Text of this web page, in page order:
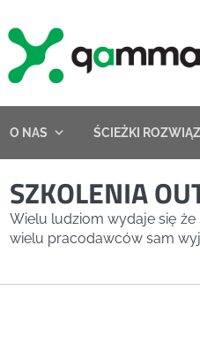
O NAS ŚCIEŻKI
SZKOLENIA
Wielu ludziom wydaje się
wielu pracodawców sam